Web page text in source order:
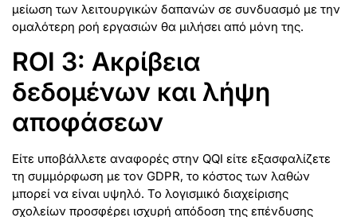
μείωση των λειτουργικών δαπανών σε συνδυασμό με την
ομαλότερη ροή εργασιών θα μιλήσει από μόνη της.
ROI 3: Ακρίβεια
δεδομένων και λήψη
αποφάσεων
Είτε υποβάλλετε αναφορές στην QQI είτε εξασφαλίζετε
τη συμμόρφωση με τον GDPR, το κόστος των λαθών
μπορεί να είναι υψηλό. Το λογισμικό διαχείρισης
σχολείων προσφέρει ισχυρή απόδοση της επένδυσης